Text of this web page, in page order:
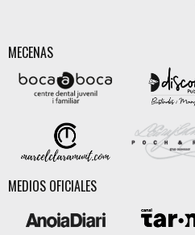
MECENAS
MEDIOS OFICIALES